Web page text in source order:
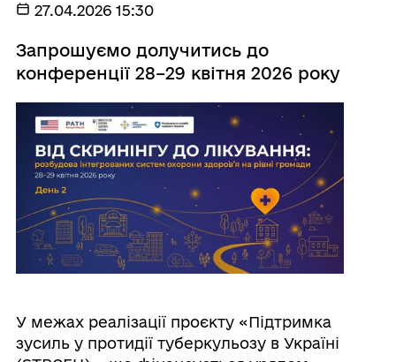
27.04.2026 15:30
Запрошуємо долучитись до
конференції 28–29 квітня 2026 року
У межах реалізації проєкту «Підтримка
зусиль у протидії туберкульозу в Україні